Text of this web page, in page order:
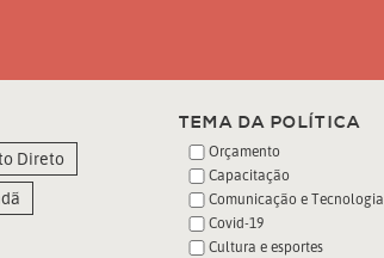
Direto
TEMA DA POLÍTICA
Orçamento
Capacitação
Comunicação e Tecnologia
Covid-19
Cultura e esportes